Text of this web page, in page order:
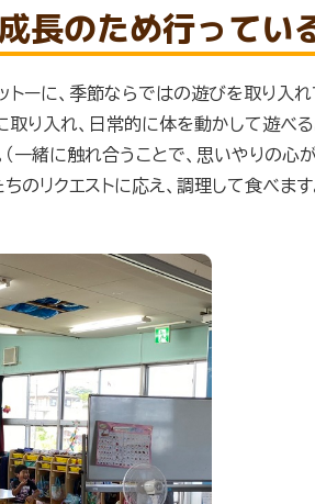
長のため行ってい
トーに、季節ならではの遊びを取り入れ
り入れ、日常的に体を動かして遊べる
一緒に触れ合うことで、思いやりの心が
リクエストに応え、調理して食べます